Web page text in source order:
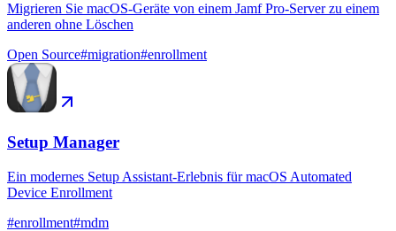
Migrieren Sie macOS-Geräte von einem Jamf Pro-Server zu einem
anderen ohne Löschen
Open Source#migration#enrollment
Setup Manager
Ein modernes Setup Assistant-Erlebnis für macOS Automated
Device Enrollment
#enrollment#mdm